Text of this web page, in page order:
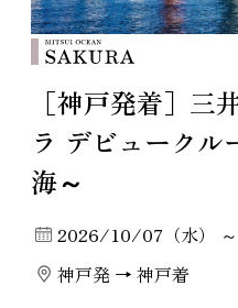
［神戸発着］三
ラ デビューク
海～
2026/10/07（水）
神戸発 → 神戸着